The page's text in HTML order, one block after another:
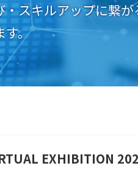
スキルアップに繋が
す。
EXHIBITION